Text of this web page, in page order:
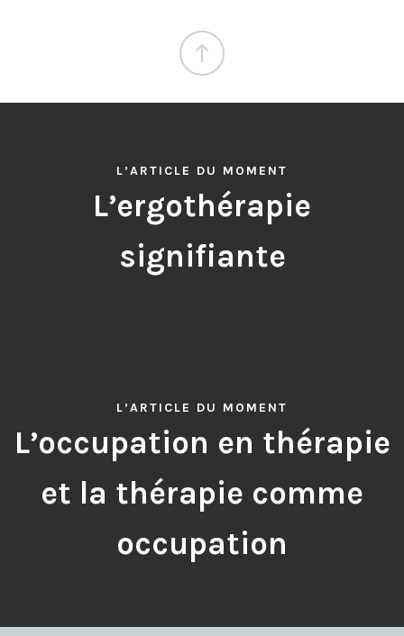
L’ARTICLE DU MOMENT
L’ergothérapie
signifiante
L’ARTICLE DU MOMENT
L’occupation en thérapie
et la thérapie comme
occupation